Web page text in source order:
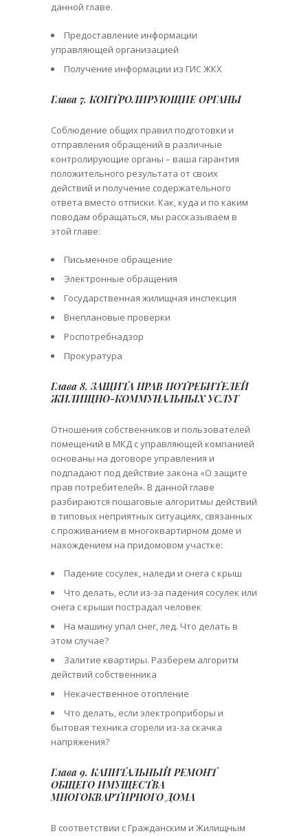
данной главе.
Предоставление информации
управляющей организацией
Получение информации из ГИС ЖКХ
Глава 7. КОНТРОЛИРУЮЩИЕ ОРГАНЫ
Соблюдение общих правил подготовки и
отправления обращений в различные
контролирующие органы – ваша гарантия
положительного результата от своих
действий и получение содержательного
ответа вместо отписки. Как, куда и по каким
поводам обращаться, мы рассказываем в
этой главе:
Письменное обращение
Электронные обращения
Государственная жилищная инспекция
Внеплановые проверки
Роспотребнадзор
Прокуратура
Глава 8. ЗАЩИТА ПРАВ ПОТРЕБИТЕЛЕЙ
ЖИЛИЩНО-КОММУНАЛЬНЫХ УСЛУГ
Отношения собственников и пользователей
помещений в МКД с управляющей компанией
основаны на договоре управления и
подпадают под действие закона «О защите
прав потребителей». В данной главе
разбираются пошаговые алгоритмы действий
в типовых неприятных ситуациях, связанных
с проживанием в многоквартирном доме и
нахождением на придомовом участке:
Падение сосулек, наледи и снега с крыш
Что делать, если из-за падения сосулек или
снега с крыши пострадал человек
На машину упал снег, лед. Что делать в
этом случае?
Залитие квартиры. Разберем алгоритм
действий собственника
Некачественное отопление
Что делать, если электроприборы и
бытовая техника сгорели из-за скачка
напряжения?
Глава 9. КАПИТАЛЬНЫЙ РЕМОНТ
ОБЩЕГО ИМУЩЕСТВА
МНОГОКВАРТИРНОГО ДОМА
В соответствии с Гражданским и Жилищным